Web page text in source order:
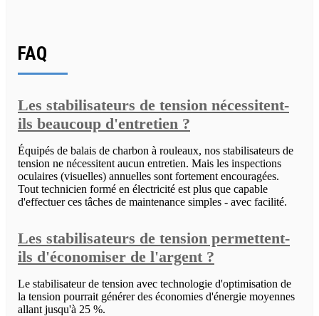
FAQ
Les stabilisateurs de tension nécessitent-
ils beaucoup d'entretien ?
Équipés de balais de charbon à rouleaux, nos stabilisateurs de
tension ne nécessitent aucun entretien. Mais les inspections
oculaires (visuelles) annuelles sont fortement encouragées.
Tout technicien formé en électricité est plus que capable
d'effectuer ces tâches de maintenance simples - avec facilité.
Les stabilisateurs de tension permettent-
ils d'économiser de l'argent ?
Le stabilisateur de tension avec technologie d'optimisation de
la tension pourrait générer des économies d'énergie moyennes
allant jusqu'à 25 %.